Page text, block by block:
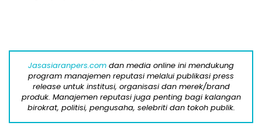
Jasasiaranpers.com dan media online ini mendukung
program manajemen reputasi melalui publikasi press
release untuk institusi, organisasi dan merek/brand
produk. Manajemen reputasi juga penting bagi kalangan
birokrat, politisi, pengusaha, selebriti dan tokoh publik.